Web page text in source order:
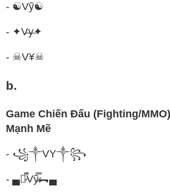
- ☯Vỹ☯
- ✦V̶y̶✦
- ☠V¥☠
b.
Game Chiến Đấu (Fighting/
Mạnh Mẽ
- ꧁༒VY༒꧂
- ▄︻̷̿Vỹ̷̿︻▄